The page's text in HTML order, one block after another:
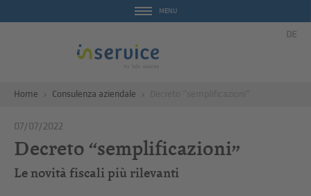
MENU
DE
Home Consulenza aziendale
07/07/2022
Decreto “semplificazioni”
Le novità fiscali più rilevanti